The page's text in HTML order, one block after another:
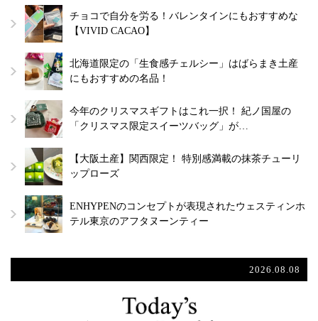
チョコで自分を労る！バレンタインにもおすすめな
【VIVID CACAO】
北海道限定の「生食感チェルシー」はばらまき土産
にもおすすめの名品！
今年のクリスマスギフトはこれ一択！ 紀ノ国屋の
「クリスマス限定スイーツバッグ」が…
【大阪土産】関西限定！ 特別感満載の抹茶チューリ
ップローズ
ENHYPENのコンセプトが表現されたウェスティンホ
テル東京のアフタヌーンティー
2026.08.08